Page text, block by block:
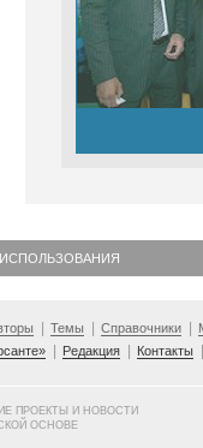
Темы Справочники
Редакция Контакты
ПРОЕКТЫ И НОВОСТИ
ОСНОВЕ